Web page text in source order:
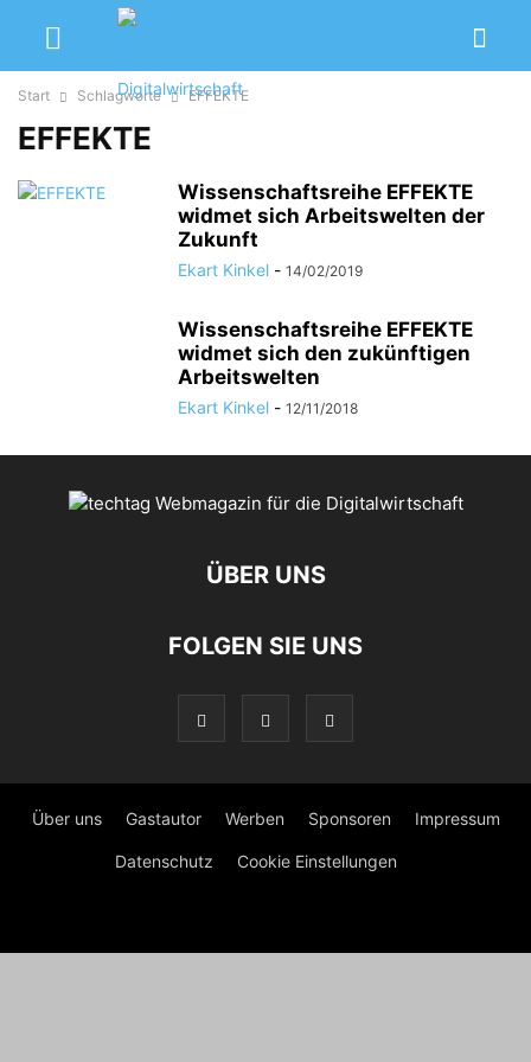
Start Schlagworte EFFEKTE
EFFEKTE
Wissenschaftsreihe EFFEKTE
widmet sich Arbeitswelten der
Zukunft
Ekart Kinkel - 14/02/2019
Wissenschaftsreihe EFFEKTE
widmet sich den zukünftigen
Arbeitswelten
Ekart Kinkel - 12/11/2018
ÜBER UNS
FOLGEN SIE UNS
Über uns Gastautor Werben Sponsoren Impressum
Datenschutz Cookie Einstellungen